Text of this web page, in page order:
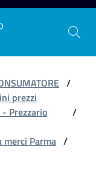
/
prezzi
Prezzario
/
Parma /